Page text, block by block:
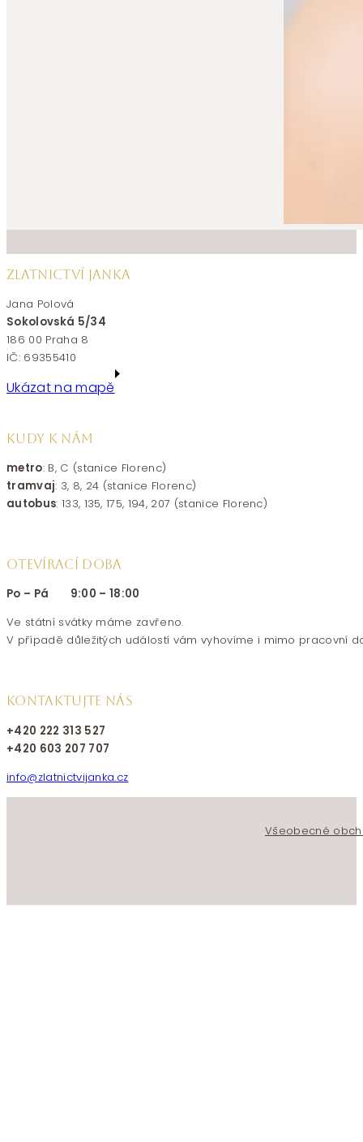
ZLATNICTVÍ JANKA
Jana Polová
Sokolovská 5/34
186 00 Praha 8
IČ: 69355410
Ukázat na mapě
KUDY K NÁM
metro: B, C (stanice Florenc)
tramvaj: 3, 8, 24 (stanice Florenc)
autobus: 133, 135, 175, 194, 207 (stanice Florenc)
OTEVÍRACÍ DOBA
Po – Pá 9:00 – 18:00
Ve státní svátky máme zavřeno.
V případě důležitých událostí vám vyhovíme i mimo pracovní
KONTAKTUJTE NÁS
+420 222 313 527
+420 603 207 707
info@zlatnictvijanka.cz
Všeobecné